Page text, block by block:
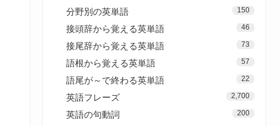
分野別の英単語 150
接頭辞から覚える英単語 46
接尾辞から覚える英単語 73
語根から覚える英単語 57
語尾が～で終わる英単語 22
英語フレーズ 2,700
英語の句動詞 200